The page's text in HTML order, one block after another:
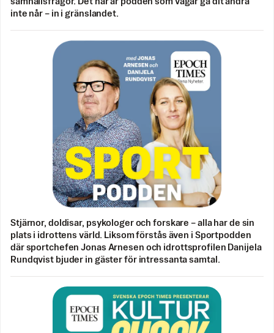
inte når – in i gränslandet.
Stjärnor, doldisar, psykologer och forskare – alla har de sin
plats i idrottens värld. Liksom förstås även i Sportpodden
där sportchefen Jonas Arnesen och idrottsprofilen Danijela
Rundqvist bjuder in gäster för intressanta samtal.